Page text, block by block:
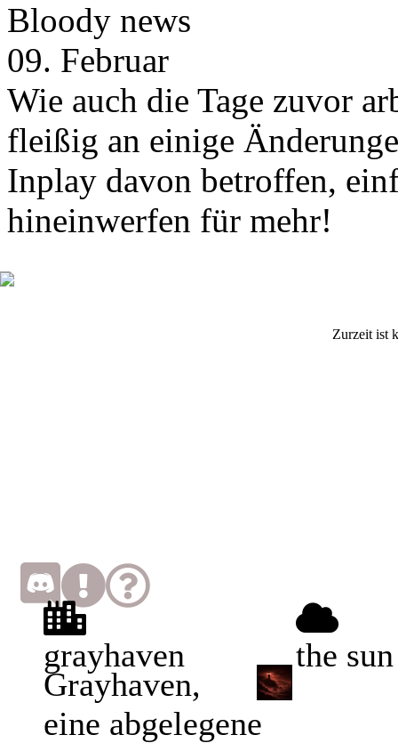
Bloody news
09. Februar
Wie auch die Tage zuvor
fleißig an einige
Inplay davon betroffen,
hineinwerfen für mehr!
Zurzeit ist
grayhaven the
Grayhaven,
eine abgelegene